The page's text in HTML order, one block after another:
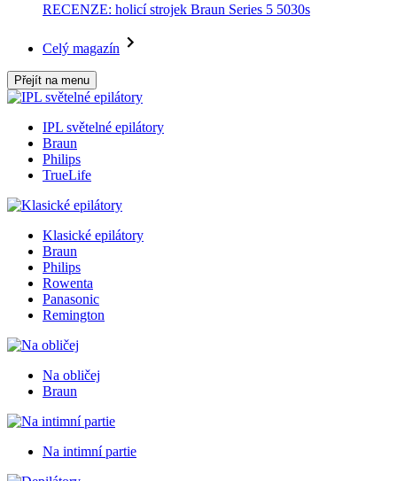
RECENZE: holicí strojek Braun Series 5 5030s
Celý magazín
Přejít na menu
IPL světelné epilátory
Braun
Philips
TrueLife
Klasické epilátory
Braun
Philips
Rowenta
Panasonic
Remington
Na obličej
Braun
Na intimní partie